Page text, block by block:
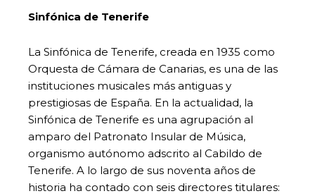
Sinfónica de Tenerife
La Sinfónica de Tenerife, creada en 1935 como
Orquesta de Cámara de Canarias, es una de las
instituciones musicales más antiguas y
prestigiosas de España. En la actualidad, la
Sinfónica de Tenerife es una agrupación al
amparo del Patronato Insular de Música,
organismo autónomo adscrito al Cabildo de
Tenerife. A lo largo de sus noventa años de
historia ha contado con seis directores titulares: